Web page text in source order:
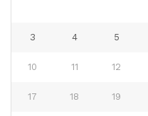
3 4 5
10 11 12
17 18 19